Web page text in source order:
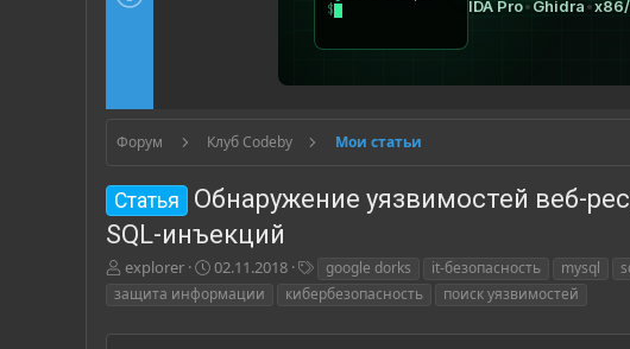
Форум Клуб Codeby Мои статьи
Статья
Обнаружение уязвимостей веб-
SQL-инъекций
А
в
о
explorer
Д
а
а
02.11.2018
е
г
и
google dorks it-безопасность mysql
защита информации
кибербезопасность поиск уязвимостей